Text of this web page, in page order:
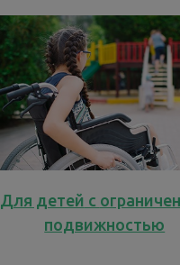
Для детей с
подвижностью